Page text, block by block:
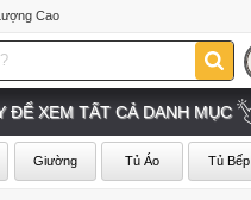
Cao
ĐỂ XEM TẤT CẢ DANH MỤC
Giường Tủ Áo Tủ Bếp